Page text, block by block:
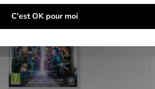
C'est OK pour moi